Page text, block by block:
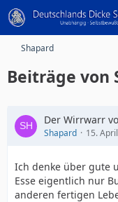
Shapard
Beiträge von
Der Wirrwarr
Shapard 15.
Ich denke über gute
Esse eigentlich nur
anderen fertigen